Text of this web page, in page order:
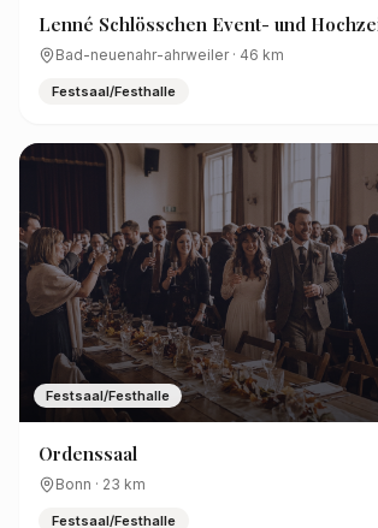
Lenné Schlösschen Event- und
Bad-neuenahr-ahrweiler· 46 km
Festsaal/Festhalle
Festsaal/Festhalle
Ordenssaal
Bonn · 23 km
Festsaal/Festhalle